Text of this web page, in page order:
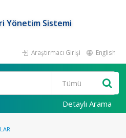
Yönetim Sistemi
Araştırmacı Girişi English
Detaylı Arama